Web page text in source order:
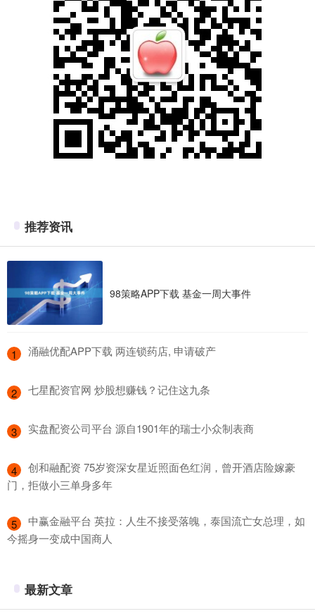
推荐资讯
98策略APP下载 基金一周大事件
1 ​涌融优配APP下载 两连锁药店, 申请破产
2 ​七星配资官网 炒股想赚钱？记住这九条
3 ​实盘配资公司平台 源自1901年的瑞士小众制表商
4
​创和融配资 75岁资深女星近照面色红润，曾开酒店险嫁豪
门，拒做小三单身多年
5
​中赢金融平台 英拉：人生不接受落魄，泰国流亡女总理，如
今摇身一变成中国商人
最新文章